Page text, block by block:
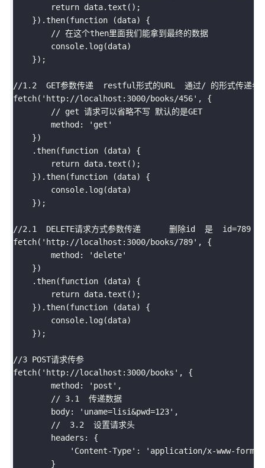
return data. text ( ) ;
}) . then(function (data)
{
// 在这个then里面我们能拿到最终的数据
        console
. log(data)
}) ;
//1.2  GET参数传递  restful形式的URL  通过/ 的形式传
fetch( 'http://localhost:3000/books/456' ,
{
// get 请求可以省略不写 默认的是GET
        method
:
'get'
})
. then(function (data)
{
return data. text ( ) ;
}) . then(function (data)
{
        console
. log(data)
}) ;
//2.1  DELETE请求方式参数传递      删除id  是  id=789
fetch( 'http://localhost:3000/books/789' ,
{
        method
:
'delete'
})
. then(function (data)
{
return data. text ( ) ;
}) . then(function (data)
{
        console
. log(data)
}) ;
//3 POST请求传参
fetch( 'http://localhost:3000/books' ,
{
        method
: 'post' ,
// 3.1  传递数据
        body
: 'uname=lisi&pwd=123' ,
//  3.2  设置请求头
        headers
:
{
'Content-Type' :
'application/x-www-form-
}